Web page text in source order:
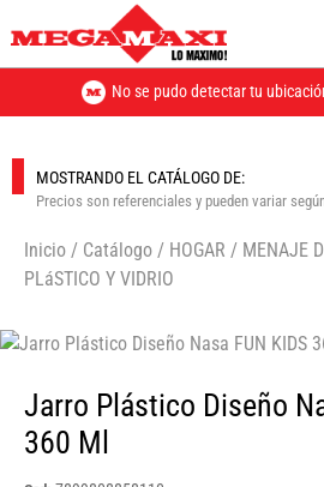
No se pudo detectar tu
MOSTRANDO EL CATÁLOGO DE:
Precios son referenciales y pueden variar
Inicio / Catálogo / HOGAR / MENAJE
PLáSTICO Y VIDRIO
Jarro Plástico Diseño
360 Ml